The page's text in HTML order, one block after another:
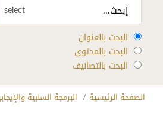
select
البحث بالعنوان
البحث بالمحتوى
البحث بالتصانيف
الصفحة الرئيسية البرمجة السلبية